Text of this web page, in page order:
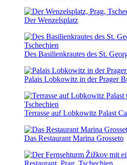
Der Wenzelsplatz
Des Basilienkrautes des St.
Palais Lobkowitz in der Prager
Terrasse auf Lobkowitz Palast
Das Restaurant Marina Grosseto